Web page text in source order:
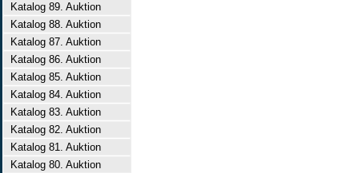
Katalog 89. Auktion
Katalog 88. Auktion
Katalog 87. Auktion
Katalog 86. Auktion
Katalog 85. Auktion
Katalog 84. Auktion
Katalog 83. Auktion
Katalog 82. Auktion
Katalog 81. Auktion
Katalog 80. Auktion